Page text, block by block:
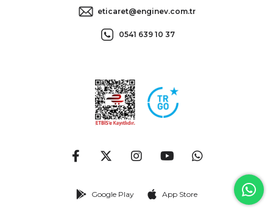
eticaret@enginev.com.tr
0541 639 10 37
Google Play App Store